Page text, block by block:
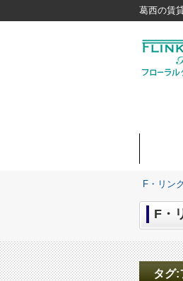
葛西の賃
F・リン
F・
タグ: